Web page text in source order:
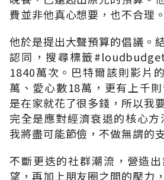
費並非他真心想要，也不合理。
他於是提出大聲預算的倡議。
認同，搜尋標籤
1840萬次。巴特爾該則影片
萬、愛心數18萬，更有上千
是在家就花了很多錢，所以我
完全是應對經濟衰退的核心方
我將盡可能節儉，不做無謂的支
不斷更迭的社群潮流，營造
望，再加上朋友圈之間的壓力